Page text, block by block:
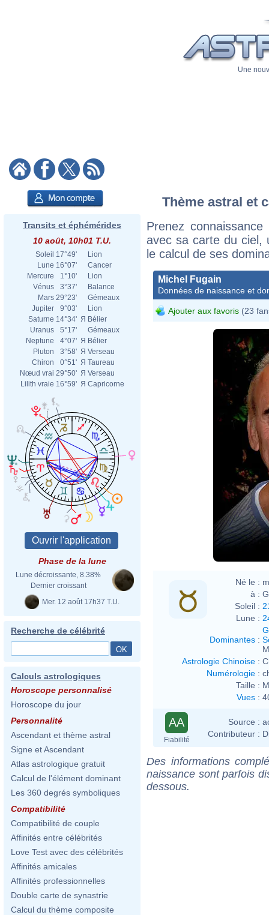
Une
Transits et éphémérides
10 août, 10h01 T.U.
Soleil 17°49'
Lion
Lune 16°07'
Cancer
Mercure
1°10'
Lion
Vénus
3°37'
Balance
Mars 29°23'
Gémeaux
Jupiter
9°03'
Lion
Saturne 14°34' Я Bélier
Uranus
5°17'
Gémeaux
Neptune
4°07' Я Bélier
Pluton
3°58' Я Verseau
Chiron
0°51' Я Taureau
Nœud vrai 29°50' Я Verseau
Lilith vraie 16°59' Я Capricorne
Phase de la lune
Lune décroissante, 8.38%
Dernier croissant
Mer. 12 août 17h37 T.U.
Recherche de célébrité
Calculs astrologiques
Horoscope personnalisé
Horoscope du jour
Personnalité
Ascendant et thème astral
Signe et Ascendant
Atlas astrologique gratuit
Calcul de l'élément dominant
Les 360 degrés symboliques
Compatibilité
Compatibilité de couple
Affinités entre célébrités
Love Test avec des célébrités
Affinités amicales
Affinités professionnelles
Double carte de synastrie
Calcul du thème composite
Thème astral et
Prenez
avec sa carte du ciel,
le calcul de ses
Michel Fugain
Données de naissance et
Ajouter aux favoris (23
Né le :
à :
Soleil :
Lune :
Dominantes :
Astrologie Chinoise :
Numérologie :
Taille :
Vues :
AA
Fiabilité
Source :
Contributeur :
Des informations
naissance sont parfois
dessous.